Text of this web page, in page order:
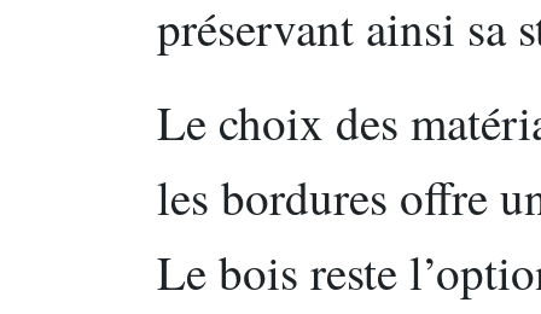
préservant ainsi sa
Le choix des
les bordures offre
Le bois reste